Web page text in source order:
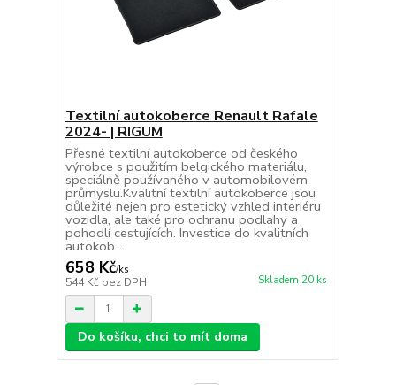
Textilní autokoberce Renault Rafale
2024- | RIGUM
Přesné textilní autokoberce od českého
výrobce s použitím belgického materiálu,
speciálně používaného v automobilovém
průmyslu.Kvalitní textilní autokoberce jsou
důležité nejen pro estetický vzhled interiéru
vozidla, ale také pro ochranu podlahy a
pohodlí cestujících. Investice do kvalitních
autokob...
658 Kč/ks
544 Kč bez DPH Skladem 20 ks
Do košíku, chci to mít doma